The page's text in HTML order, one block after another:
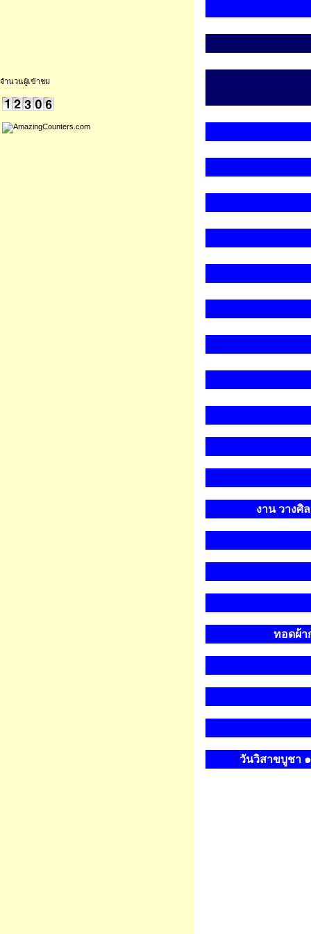
จำนวนผู้เข้าชม
งาน วางศิ
ทอดผ้า
วันวิสาขบูชา